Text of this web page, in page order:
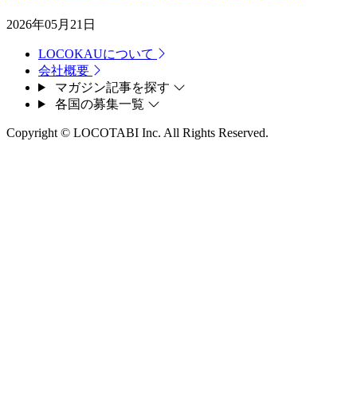
2026年05月21日
LOCOKAUについて
会社概要
マガジン記事を探す
各国の募集一覧
Copyright © LOCOTABI Inc. All Rights Reserved.